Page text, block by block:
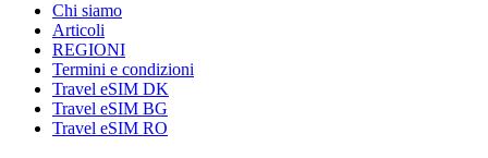
Chi siamo
Articoli
REGIONI
Termini e condizioni
Travel eSIM DK
Travel eSIM BG
Travel eSIM RO